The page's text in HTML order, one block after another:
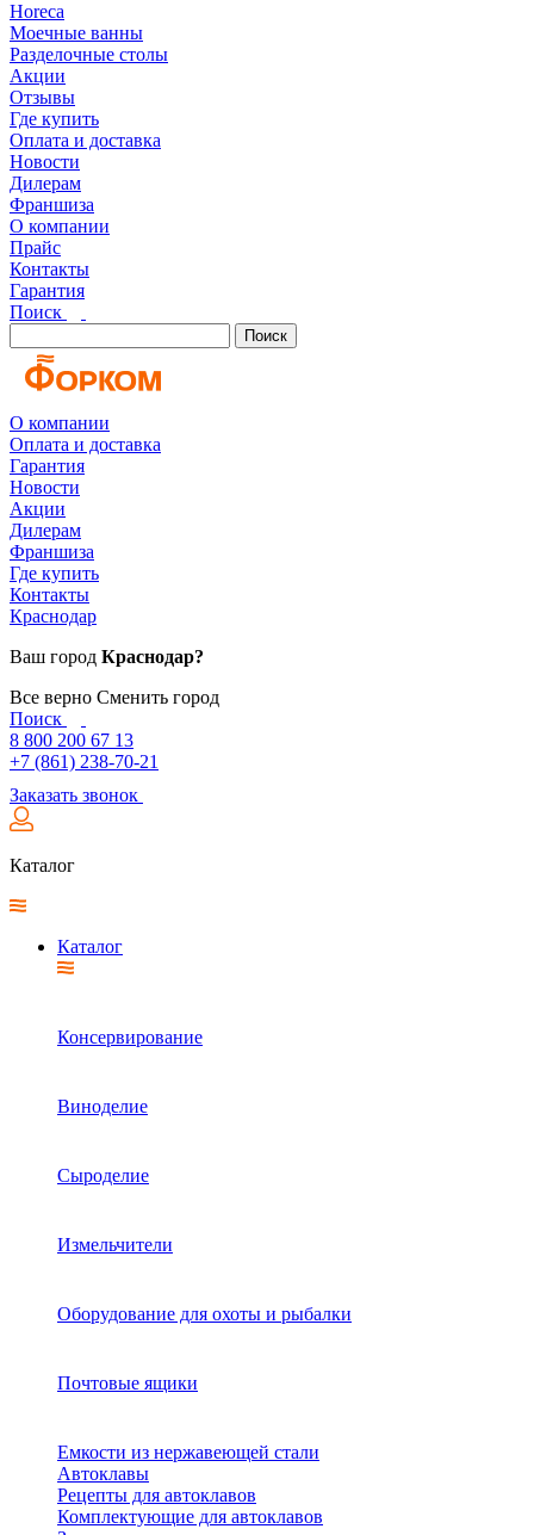
Horeca
Моечные ванны
Разделочные столы
Акции
Отзывы
Где купить
Оплата и доставка
Новости
Дилерам
Франшиза
О компании
Прайс
Контакты
Гарантия
Поиск
Поиск
О компании
Оплата и доставка
Гарантия
Новости
Акции
Дилерам
Франшиза
Где купить
Контакты
Краснодар
Ваш город Краснодар?
Все верно Сменить город
Поиск
8 800 200 67 13
+7 (861) 238-70-21
Заказать звонок
Каталог
Каталог
Консервирование
Виноделие
Сыроделие
Измельчители
Оборудование для охоты и рыбалки
Почтовые ящики
Емкости из нержавеющей стали
Автоклавы
Рецепты для автоклавов
Комплектующие для автоклавов